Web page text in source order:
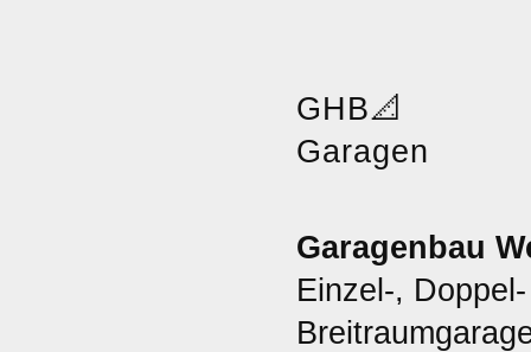
GHB📐
Garagen
Garagenbau
Einzel-,